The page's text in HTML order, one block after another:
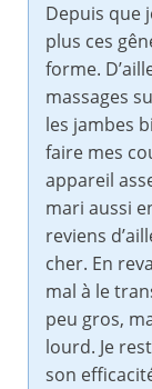
Depuis que
plus ces
forme.
massages
les jambes
faire mes
appareil
mari aussi
reviens
cher. En
mal à le
peu gros,
lourd. Je
son